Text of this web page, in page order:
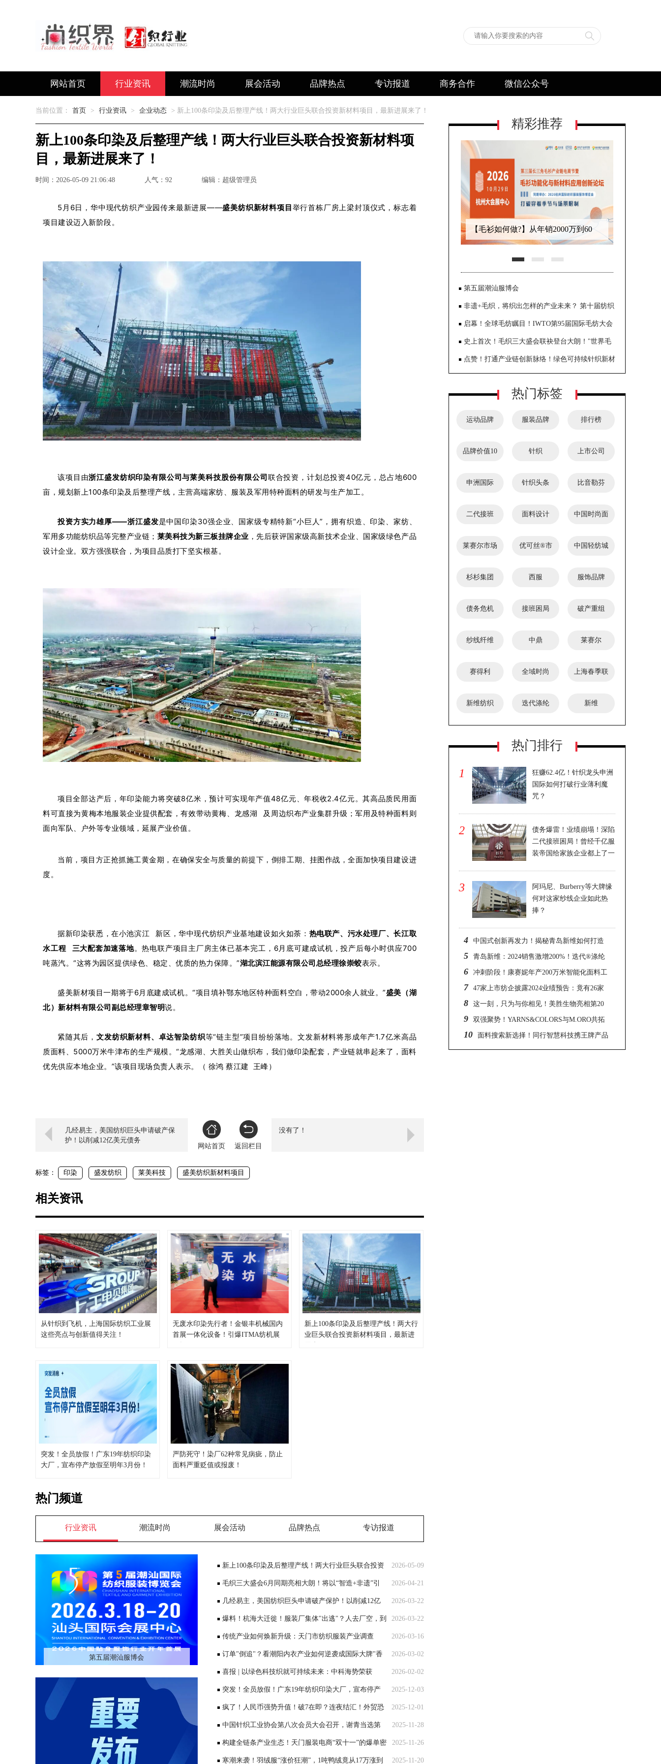
网站首页 行业资讯 潮流时尚 展会活动 品牌热点 专访报道 商务合作 微信公众号
当前位置： 首页 > 行业资讯 > 企业动态 > 新上100条印染及后整理产线！两大行业巨头联合投资新材料项目，最新进展来了！
新上100条印染及后整理产线！两大行业巨头联合投资新材料项
目，最新进展来了！
时间：2026-05-09 21:06:48 人气：92 编辑：超级管理员
5月6日，华中现代纺织产业园传来最新进展——盛美纺织新材料项目举行首栋厂房上梁封顶仪式，标志着
项目建设迈入新阶段。
该项目由浙江盛发纺织印染有限公司与莱美科技股份有限公司 联合投资，计划总投资40亿元，总占地600
亩，规划新上100条印染及后整理产线，主营高端家纺、服装及军用特种面料的研发与生产加工。
投资方实力雄厚——浙江盛发是中国印染30强企业、国家级专精特新“小巨人”，拥有织造、印染、家纺、
军用多功能纺织品等完整产业链； 莱美科技为新三板挂牌企业 ，先后获评国家级高新技术企业、国家级绿色产品
设计企业。双方强强联合，为项目品质打下坚实根基。
项目全部达产后，年印染能力将突破8亿米，预计可实现年产值48亿元、年税收2.4亿元。其高品质民用面
料可直接为黄梅本地服装企业提供配套，有效带动黄梅、 龙感湖
及周边织布产业集群升级；军用及特种面料则
面向军队、户外等专业领域，延展产业价值。
当前，项目方正抢抓施工黄金期，在确保安全与质量的前提下，倒排工期、挂图作战，全面加快项目建设进
度。
据新印染获悉，在小池滨江 新区，华中现代纺织产业基地建设如火如荼： 热电联产、污水处理厂、长江取
水工程
三大配套加速落地。热电联产项目主厂房主体已基本完工，6月底可建成试机，投产后每小时供应700
吨蒸汽。“这将为园区提供绿色、稳定、优质的热力保障。”湖北滨江能源有限公司总经理徐崇蛟表示。
盛美新材项目一期将于6月底建成试机。“项目填补鄂东地区特种面料空白，带动2000余人就业。”盛美（湖
北）新材料有限公司副总经理章智明说。
紧随其后，文发纺织新材料、卓达智染纺织等“链主型”项目纷纷落地。文发新材料将形成年产1.7亿米高品
质面料、5000万米牛津布的生产规模。“龙感湖、大胜关山做织布，我们做印染配套，产业链就串起来了，面料
优先供应本地企业。”该项目现场负责人表示。
（ 徐鸿 蔡江建 王峰）
几经易主，美国纺织巨头申请破产保
护！以削减12亿美元债务
网站首页
返回栏目
没有了！
标签： 印染 盛发纺织 莱美科技 盛美纺织新材料项目
相关资讯
从针织到飞机，上海国际纺织工业展
这些亮点与创新值得关注！
无废水印染先行者！金银丰机械国内
首展一体化设备！引爆ITMA纺机展
新上100条印染及后整理产线！两大行
业巨头联合投资新材料项目，最新进
突发！全员放假！广东19年纺织印染
大厂，宣布停产放假至明年3月份！
严防死守！染厂62种常见病疵，防止
面料严重贬值或报废！
热门频道
行业资讯 潮流时尚 展会活动 品牌热点 专访报道
第五届潮汕服博会
2026-05-09
新上100条印染及后整理产线！两大行业巨头联合投资
新材料项目，最新进展来了！ 2026-04-21
毛织三大盛会6月同期亮相大朗！将以“智造+非遗”引
领产业价值 2026-03-22
几经易主，美国纺织巨头申请破产保护！以削减12亿
美元债务 2026-03-22
爆料！杭海大迁徙！服装厂集体"出逃"？人去厂空，到
底跑去哪了？ 2026-03-16
传统产业如何焕新升级：天门市纺织服装产业调查
2026-03-02
订单"倒追"？看潮阳内衣产业如何逆袭成国际大牌"香
饽饽" 2026-02-02
喜报 | 以绿色科技织就可持续未来：中科海势荣获
WFFTZ全球创新奖 2025-12-03
突发！全员放假！广东19年纺织印染大厂，宣布停产
放假至明年3月份！ 2025-12-01
疯了！人民币强势升值！破7在即？连夜结汇！外贸恐
遭更大挑战 2025-11-28
中国针织工业协会第八次会员大会召开，谢青当选第
八届理事会会长 2025-11-26
构建全链条产业生态！天门服装电商“双十一”的爆单密
码 2025-11-20
寒潮来袭！羽绒服“涨价狂潮”，1吨鸭绒竟从17万涨到
精彩推荐
圣东尼中国集团官宣参展ITMA ASIA
第五届潮汕服博会
非遗+毛织，将织出怎样的产业未来？ 第十届纺织
非物质文化遗产大会在东莞大朗启幕
启幕！全球毛纺瞩目！IWTO第95届国际毛纺大会
齐聚大朗共探全球产业合作之路
史上首次！毛织三大盛会联袂登台大朗！"世界毛
织之都"奏响产业发展强音
点赞！打通产业链创新脉络！绿色可持续针织新材
热门标签
运动品牌 服装品牌 排行榜
品牌价值10 针织 上市公司
申洲国际 针织头条 比音勒芬
二代接班 面料设计 中国时尚面
莱赛尔市场
优可丝®市 中国轻纺城
杉杉集团 西服 服饰品牌
债务危机 接班困局 破产重组
纱线纤维 中鼎 莱赛尔
赛得利 全域时尚 上海春季联
新维纺织
迭代涤纶 新维
热门排行
1
狂赚62.4亿！针织龙头申洲
国际如何打破行业薄利魔
咒？
2
债务爆雷！业绩崩塌！深陷
二代接班困局！曾经千亿服
装帝国给家族企业都上了一
3
阿玛尼、Burberry等大牌缘
何对这家纱线企业如此热
捧？
4 中国式创新再发力！揭秘青岛新维如何打造
迭代®涤纶“生态圈”
5 青岛新维：2024销售激增200%！迭代®涤纶
引领面料革新
6 冲刺阶段！康赛妮年产200万米智能化面料工
厂即将6月投产运营，专为全球奢侈品品牌提供
高端面料
7 47家上市纺企披露2024业绩预告：竟有26家
预亏超 40亿！
8 这一刻，只为与你相见！美胜生物亮相第20
届SIUF中国国际品牌内衣展
9 双强聚势！YARNS&COLORS与M.ORO共拓
羊绒花式纱新版图
10 面料搜索新选择！同行智慧科技携王牌产品
亮相intertextile